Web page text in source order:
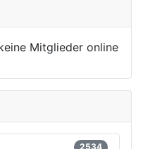
Mitglieder online
2534